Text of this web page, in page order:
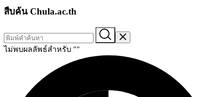
สืบค้น Chula.ac.th
ไม่พบผลลัพธ์สำหรับ ""